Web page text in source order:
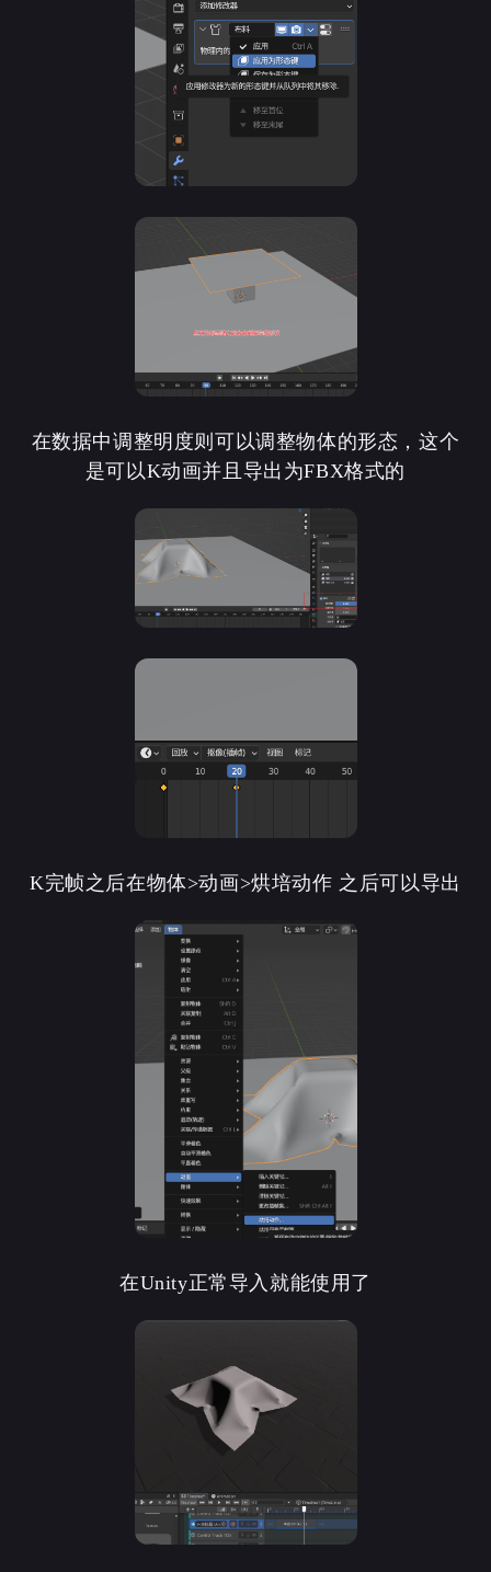
微信
在数据中调整明度则可以调整物体的形态，这个
是可以K动画并且导出为FBX格式的
K完帧之后在物体>动画>烘培动作 之后可以导出
在Unity正常导入就能使用了